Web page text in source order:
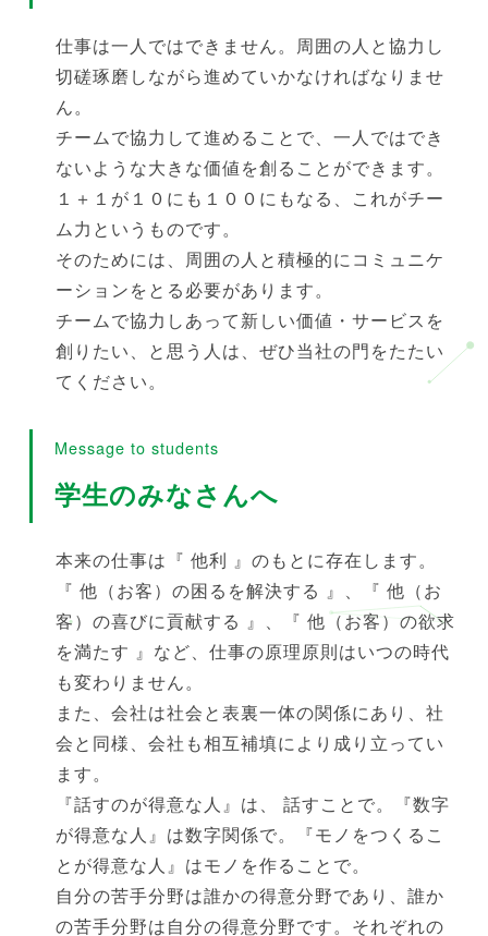
仕事は一人ではできません。周囲の人と協力し
切磋琢磨しながら進めていかなければなりませ
ん。
チームで協力して進めることで、一人ではでき
ないような大きな価値を創ることができます。
１＋１が１０にも１００にもなる、これがチー
ム力というものです。
そのためには、周囲の人と積極的にコミュニケ
ーションをとる必要があります。
チームで協力しあって新しい価値・サービスを
創りたい、と思う人は、ぜひ当社の門をたたい
てください。
Message to students
学生のみなさんへ
本来の仕事は『 他利 』のもとに存在します。
『 他（お客）の困るを解決する 』、『 他（お
客）の喜びに貢献する 』、『 他（お客）の欲求
を満たす 』など、仕事の原理原則はいつの時代
も変わりません。
また、会社は社会と表裏一体の関係にあり、社
会と同様、会社も相互補填により成り立ってい
ます。
『話すのが得意な人』は、 話すことで。『数字
が得意な人』は数字関係で。『モノをつくるこ
とが得意な人』はモノを作ることで。
自分の苦手分野は誰かの得意分野であり、誰か
の苦手分野は自分の得意分野です。それぞれの